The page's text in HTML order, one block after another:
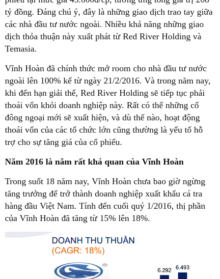
tỷ đồng. Đáng chú ý, đây là những giao dịch trao tay giữa
các nhà đầu tư nước ngoài. Nhiều khả năng những giao
dịch thỏa thuận này xuất phát từ Red River Holding và
Temasia.
Vĩnh Hoàn đã chính thức mở room cho nhà đầu tư nước
ngoài lên 100% kể từ ngày 21/2/2016. Và trong năm nay,
khi đến hạn giải thể, Red River Holding sẽ tiếp tục phải
thoái vốn khỏi doanh nghiệp này. Rất có thể những cổ
đông ngoại mới sẽ xuất hiện, và dù thế nào, hoạt động
thoái vốn của các tổ chức lớn cũng thường là yếu tố hỗ
trợ cho sự tăng giá của cổ phiếu.
Năm 2016 là năm rất khả quan của Vĩnh Hoàn
Trong suốt 18 năm nay, Vĩnh Hoàn chưa bao giờ ngừng
tăng trưởng để trở thành doanh nghiệp xuất khẩu cá tra
hàng đầu Việt Nam. Tính đến cuối quý 1/2016, thị phần
của Vĩnh Hoàn đã tăng từ 15% lên 18%.